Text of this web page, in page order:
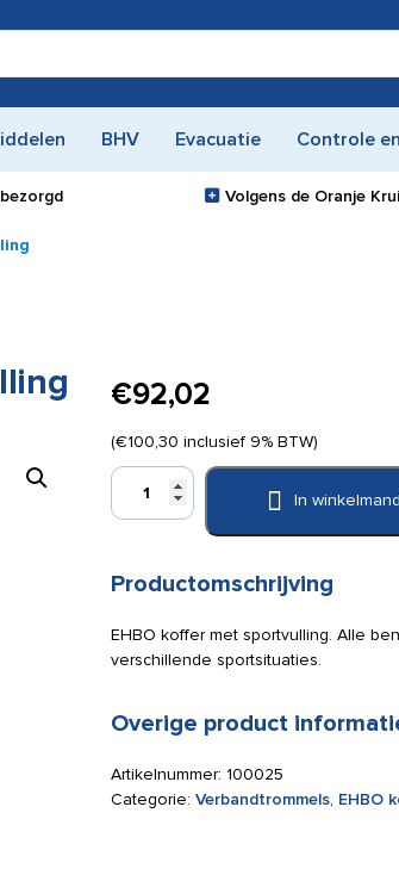
BHV Evacuatie Controle
bezorgd Volgens de Oranje
€92,02
(€100,30 inclusief 9% BTW)
Verbandtrommel
sportvulling
In winkelmand
Productomschrijving
EHBO koffer met sportvulling. Alle
verschillende sportsituaties.
Overige product
Artikelnummer: 100025
Categorie: Verbandtrommels, EHBO